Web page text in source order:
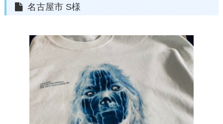
名古屋市 S様